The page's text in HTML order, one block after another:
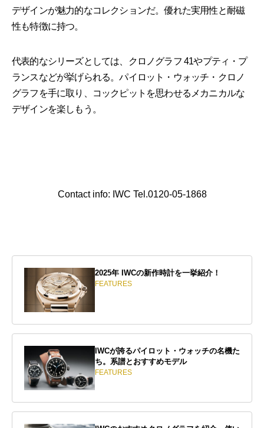
デザインが魅力的なコレクションだ。優れた実用性と耐磁
性も特徴に持つ。
代表的なシリーズとしては、クロノグラフ 41やプティ・プ
ランスなどが挙げられる。パイロット・ウォッチ・クロノ
グラフを手に取り、コックピットを思わせるメカニカルな
デザインを楽しもう。
Contact info: IWC Tel.0120-05-1868
2025年 IWCの新作時計を一挙紹介！
FEATURES
IWCが誇るパイロット・ウォッチの名機た
ち。系譜とおすすめモデル
FEATURES